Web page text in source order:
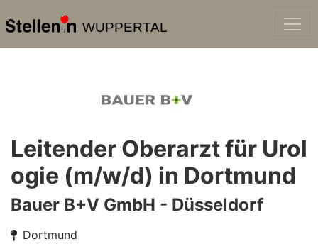
WUPPERTAL
Leitender Oberarzt für Urol
ogie (m/w/d) in Dortmund
Bauer B+V GmbH - Düsseldorf
Dortmund